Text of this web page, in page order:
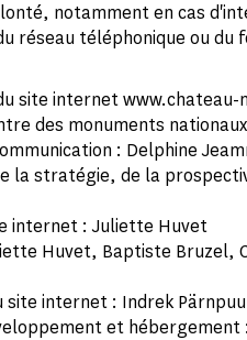
notamment en cas
réseau téléphonique ou du
site internet www.chateau-
des monuments nationaux
: Delphine
la stratégie, de la
internet : Juliette Huvet
Huvet, Baptiste Bruzel,
site internet : Indrek Pärnpuu
et hébergement